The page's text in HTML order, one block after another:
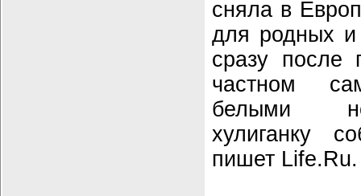
сняла в
для родных и
сразу после
частном
белыми
хулиганку
пишет Life.Ru.